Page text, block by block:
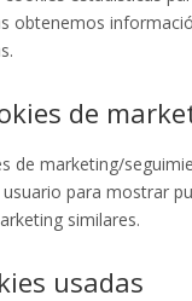
obtenemos
de
de marketing/
para mostrar
similares.
usadas